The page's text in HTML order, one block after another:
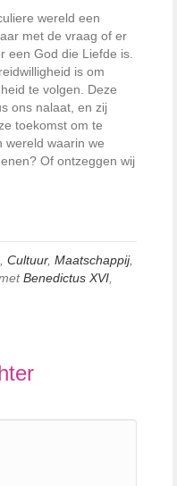
wereld een
met de vraag of er
een God die Liefde is.
is om
te volgen. Deze
ons nalaat, en zij
toekomst om te
wereld waarin we
Of ontzeggen wij
Cultuur, Maatschappij,
Benedictus XVI